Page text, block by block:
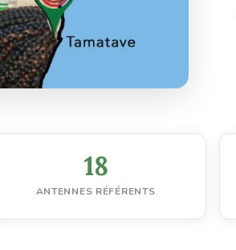
18
ANTENNES RÉFÉRENTS